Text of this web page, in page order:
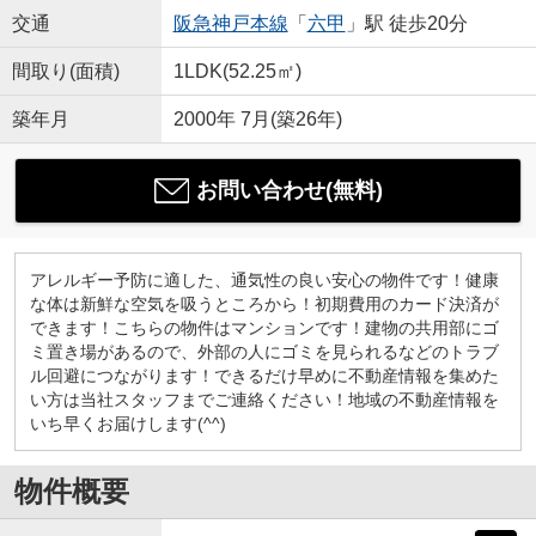
交通 阪急神戸本線 「 六甲 」駅 徒歩20分
間取り(面積) 1LDK(52.25㎡)
築年月 2000年 7月(築26年)
お問い合わせ(無料)
アレルギー予防に適した、通気性の良い安心の物件です！健康
な体は新鮮な空気を吸うところから！初期費用のカード決済が
できます！こちらの物件はマンションです！建物の共用部にゴ
ミ置き場があるので、外部の人にゴミを見られるなどのトラブ
ル回避につながります！できるだけ早めに不動産情報を集めた
い方は当社スタッフまでご連絡ください！地域の不動産情報を
いち早くお届けします(^^)
物件概要